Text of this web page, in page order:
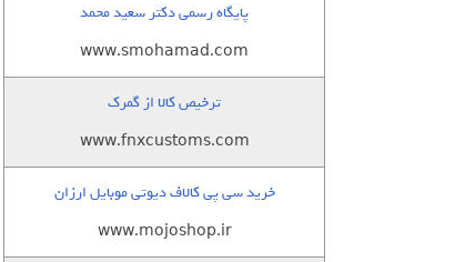
پایگاه رسمی دکتر سعید محمد
www.smohamad.com
ترخیص کالا از گمرک
www.fnxcustoms.com
خرید سی پی کالاف دیوتی موبایل ارزان
www.mojoshop.ir